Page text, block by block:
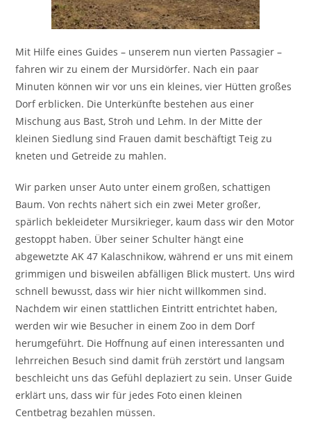
Mit Hilfe eines Guides – unserem nun vierten Passagier –
fahren wir zu einem der Mursidörfer. Nach ein paar
Minuten können wir vor uns ein kleines, vier Hütten großes
Dorf erblicken. Die Unterkünfte bestehen aus einer
Mischung aus Bast, Stroh und Lehm. In der Mitte der
kleinen Siedlung sind Frauen damit beschäftigt Teig zu
kneten und Getreide zu mahlen.
Wir parken unser Auto unter einem großen, schattigen
Baum. Von rechts nähert sich ein zwei Meter großer,
spärlich bekleideter Mursikrieger, kaum dass wir den Motor
gestoppt haben. Über seiner Schulter hängt eine
abgewetzte AK 47 Kalaschnikow, während er uns mit einem
grimmigen und bisweilen abfälligen Blick mustert. Uns wird
schnell bewusst, dass wir hier nicht willkommen sind.
Nachdem wir einen stattlichen Eintritt entrichtet haben,
werden wir wie Besucher in einem Zoo in dem Dorf
herumgeführt. Die Hoffnung auf einen interessanten und
lehrreichen Besuch sind damit früh zerstört und langsam
beschleicht uns das Gefühl deplaziert zu sein. Unser Guide
erklärt uns, dass wir für jedes Foto einen kleinen
Centbetrag bezahlen müssen.